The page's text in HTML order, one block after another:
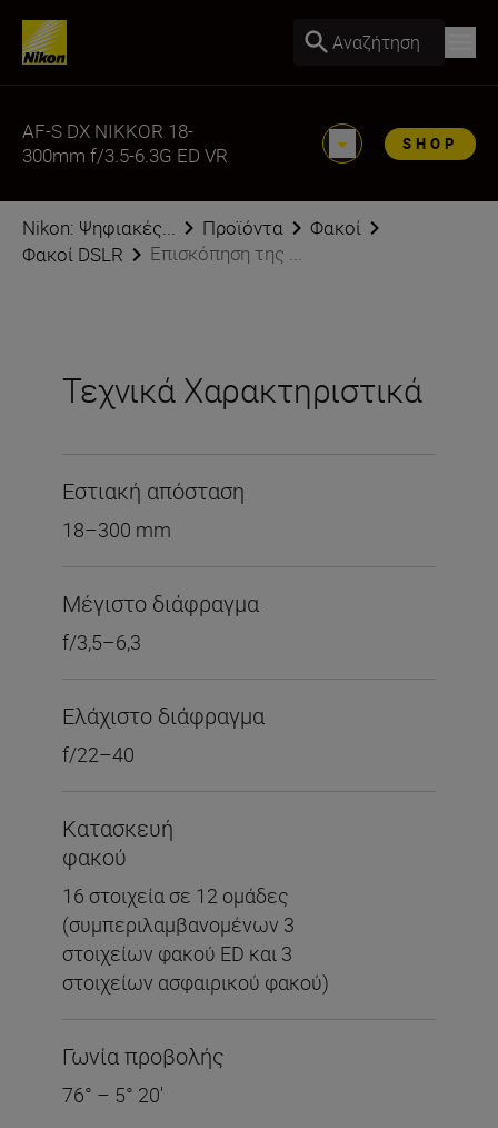
Αναζήτηση
AF-S DX NIKKOR 18-
300mm f/3.5-6.3G ED VR
SHOP
Nikon: Ψηφιακές... Προϊόντα
Φακοί
Φακοί DSLR
Επισκόπηση της ...
Τεχνικά Χαρακτηριστικά
Εστιακή απόσταση
18–300 mm
Μέγιστο διάφραγμα
f/3,5–6,3
Ελάχιστο διάφραγμα
f/22–40
Κατασκευή
φακού
16 στοιχεία σε 12 ομάδες
(συμπεριλαμβανομένων 3
στοιχείων φακού ED και 3
στοιχείων ασφαιρικού φακού)
Γωνία προβολής
76° – 5° 20'